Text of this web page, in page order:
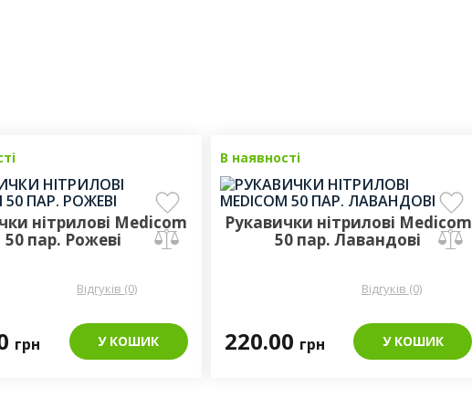
нітрилові Medicom
50 пар. Рожеві
Відгуків (0)
грн У КОШИК
В наявності
Рукавички нітрилові Medicom
50 пар. Лавандові
Відгуків (0)
220.00 грн У КОШИК